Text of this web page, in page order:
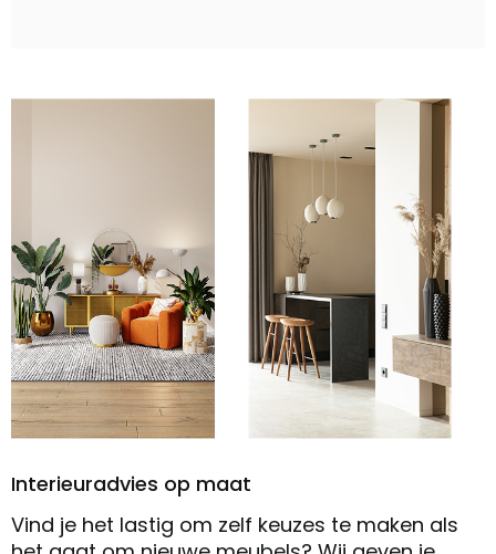
Interieuradvies op maat
Vind je het lastig om zelf keuzes te maken als